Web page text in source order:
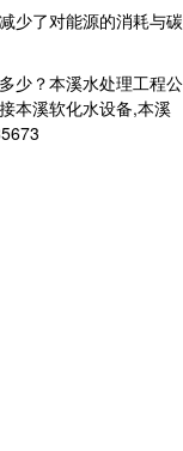
少了对能源的消耗与碳
少？本溪水处理工程公
本溪软化水设备,本溪